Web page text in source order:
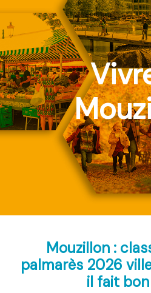
Mouzillon :
palmarès 2026
il fait